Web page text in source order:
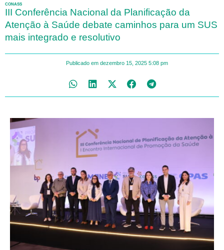
CONASS
III Conferência Nacional da Planificação da
Atenção à Saúde debate caminhos para um SUS
mais integrado e resolutivo
Publicado em dezembro 15, 2025 5:08 pm